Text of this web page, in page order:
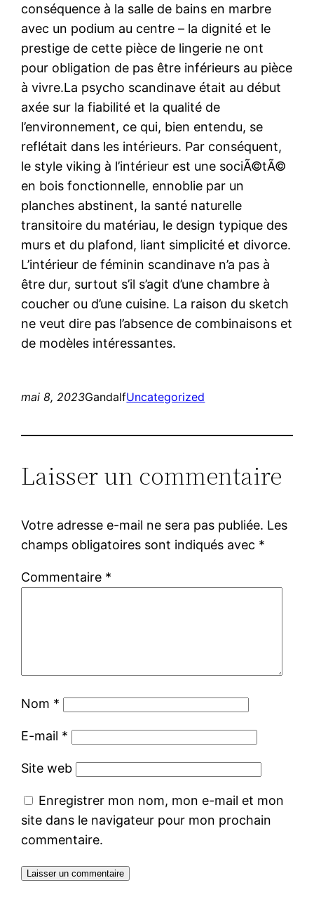
conséquence à la salle de bains en marbre
avec un podium au centre – la dignité et le
prestige de cette pièce de lingerie ne ont
pour obligation de pas être inférieurs au pièce
à vivre.La psycho scandinave était au début
axée sur la fiabilité et la qualité de
l’environnement, ce qui, bien entendu, se
reflétait dans les intérieurs. Par conséquent,
le style viking à l’intérieur est une sociÃ©tÃ©
en bois fonctionnelle, ennoblie par un
planches abstinent, la santé naturelle
transitoire du matériau, le design typique des
murs et du plafond, liant simplicité et divorce.
L’intérieur de féminin scandinave n’a pas à
être dur, surtout s’il s’agit d’une chambre à
coucher ou d’une cuisine. La raison du sketch
ne veut dire pas l’absence de combinaisons et
de modèles intéressantes.
mai 8, 2023GandalfUncategorized
Laisser un commentaire
Votre adresse e-mail ne sera pas publiée. Les
champs obligatoires sont indiqués avec *
Commentaire *
Nom *
E-mail *
Site web
Enregistrer mon nom, mon e-mail et mon
site dans le navigateur pour mon prochain
commentaire.